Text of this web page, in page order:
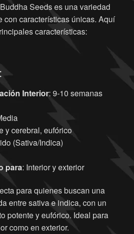
Seeds es una variedad
con características únicas. Aquí
características:
Interior: 9-10 semanas
y cerebral, eufórico
(Sativa/Indica)
para: Interior y exterior
para quienes buscan una
entre sativa e indica, con un
potente y eufórico. Ideal para
como en exterior.